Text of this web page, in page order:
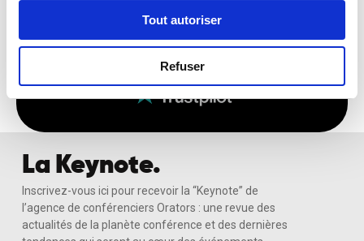
Tout autoriser
Refuser
Recevoir Ma Sélection Sur-Mesure
La Keynote.
Inscrivez-vous ici pour recevoir la “Keynote” de
l’agence de conférenciers Orators : une revue des
actualités de la planète conférence et des dernières